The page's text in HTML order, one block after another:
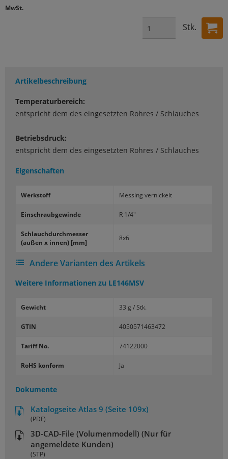
MwSt.
Stk.
Artikelbeschreibung
Temperaturbereich:
entspricht dem des eingesetzten Rohres / Schlauches
Betriebsdruck:
entspricht dem des eingesetzten Rohres / Schlauches
Eigenschaften
Werk­stoff Mes­sing ver­ni­ckelt
Ein­schraub­ge­win­de R 1/4"
Schlauch­durch­mes­ser
(außen x innen) [mm]
8x6
Andere Varianten des Artikels
Weitere Informationen zu LE146MSV
Gewicht 33 g / Stk.
GTIN 4050571463472
Tariff No. 74122000
RoHS konform Ja
Dokumente
Katalogseite Atlas 9 (Seite 109x)
(PDF)
3D-CAD-File (Volumenmodell) (Nur für
angemeldete Kunden)
(STP)